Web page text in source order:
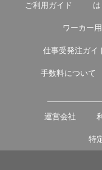
ご利用ガイド
ワーカー
仕事受発注ガイ
手数料について
運営会社
特